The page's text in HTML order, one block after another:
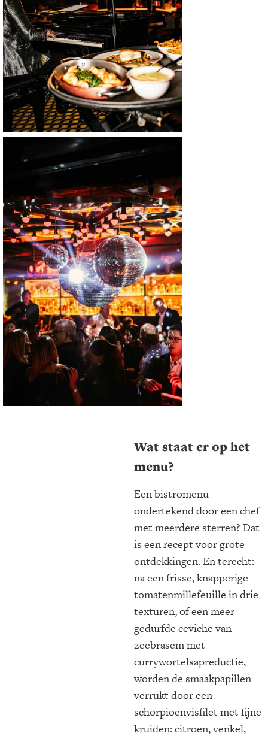
Wat staat er op het
menu?
Een bistromenu
ondertekend door een chef
met meerdere sterren? Dat
is een recept voor grote
ontdekkingen. En terecht:
na een frisse, knapperige
tomatenmillefeuille in drie
texturen, of een meer
gedurfde ceviche van
zeebrasem met
currywortelsapreductie,
worden de smaakpapillen
verrukt door een
schorpioenvisfilet met fijne
kruiden: citroen, venkel,